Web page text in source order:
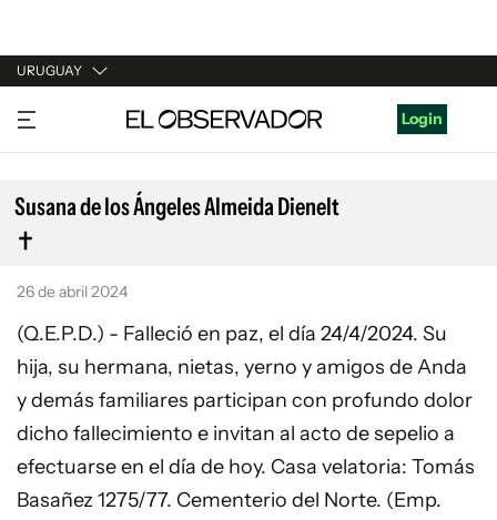
URUGUAY
URUGUAY
ARGENTINA
ESPAÑA
ESTADOS UNIDOS
Login
Susana de los Ángeles Almeida Dienelt
26 de abril 2024
(Q.E.P.D.) - Falleció en paz, el día 24/4/2024. Su
hija, su hermana, nietas, yerno y amigos de Anda
y demás familiares participan con profundo dolor
dicho fallecimiento e invitan al acto de sepelio a
efectuarse en el día de hoy. Casa velatoria: Tomás
Basañez 1275/77. Cementerio del Norte. (Emp.